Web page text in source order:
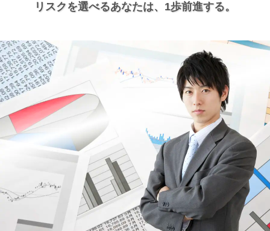
リスクを選べるあなたは、 1歩前進する。